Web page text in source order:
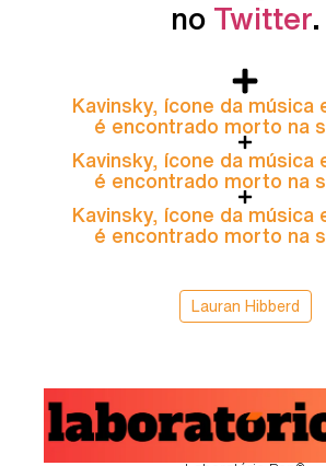
no Twitter.
Kavinsky, ícone da música
é encontrado morto na
Kavinsky, ícone da música
é encontrado morto na
Kavinsky, ícone da música
é encontrado morto na
Lauran Hibberd